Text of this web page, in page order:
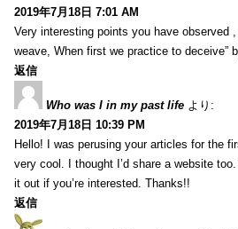
2019年7月18日 7:01 AM
Very interesting points you have observed
weave, When first we practice to deceive”
返信
Who was I in my past life より:
2019年7月18日 10:39 PM
Hello! I was perusing your articles for the
very cool. I thought I’d share a website
it out if you’re interested. Thanks!!
返信